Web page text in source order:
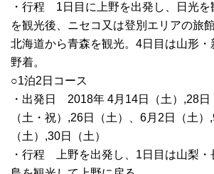
・行程 1日目に上野を出発し、日光を
を観光後、ニセコ又は登別エリアの旅
北海道から青森を観光。4日目は山形・
野着。
○1泊2日コース
・出発日 2018年 4月14日（土）,28日
（土・祝）,26日（土）、6月2日（土）
（土）,30日（土）
・行程 上野を出発し、1日目は山梨・